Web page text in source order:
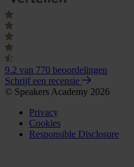
9.2 van 770 beoordelingen
Schrijf een recensie
© Speakers Academy 2026
Privacy
Cookies
Responsible Disclosure